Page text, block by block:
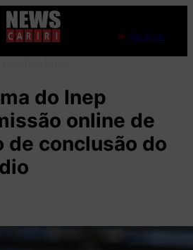
Ao Vivo
do Inep
online de
conclusão do